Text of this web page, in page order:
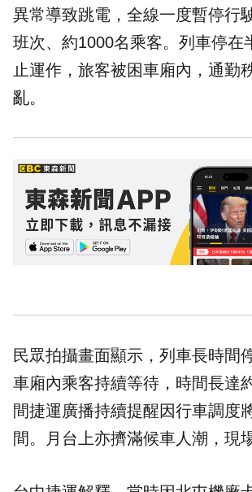
異常導致跳電，全線一度暫停行
班次、約1000名乘客。列車停在
止運作，旅客被困車廂內，通勤
亂。
民眾拍攝畫面顯示，列車長時間
車廂內乘客持續等待，時間長達
間捷運廣播持續提醒因行車調度
間。月台上亦擠滿候車人潮，現